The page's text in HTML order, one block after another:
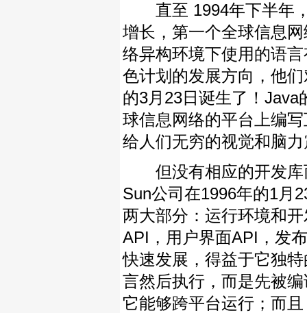
直至 1994年下半年，
增长，第一个全球信息
络异构环境下使用的语
色计划的发展方向，他
的3月23日诞生了！
球信息网络的平台上编
给人们无穷的视觉和脑
但没有相应的开发库
Sun公司在1996年的1月
两大部分：运行环境和
API，用户界面API，发
快速发展，得益于它独
言然后执行，而是先被
它能够跨平台运行；而